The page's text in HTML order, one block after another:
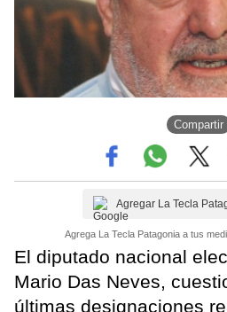
Compartir
Agregar La Tecla
Agrega La Tecla Patagonia a tus
El diputado nacional
Mario Das Neves,
últimas designaciones